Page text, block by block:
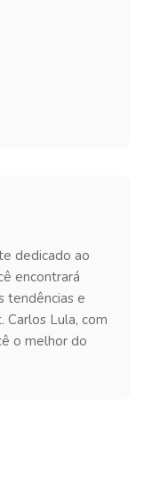
dedicado ao
encontrará
tendências e
Lula, com
o melhor do